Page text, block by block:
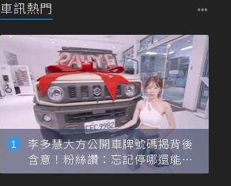
車訊熱門
李多慧大方公開車牌號碼揭背後
含意！粉絲讚：忘記停哪還能幫
忙找車